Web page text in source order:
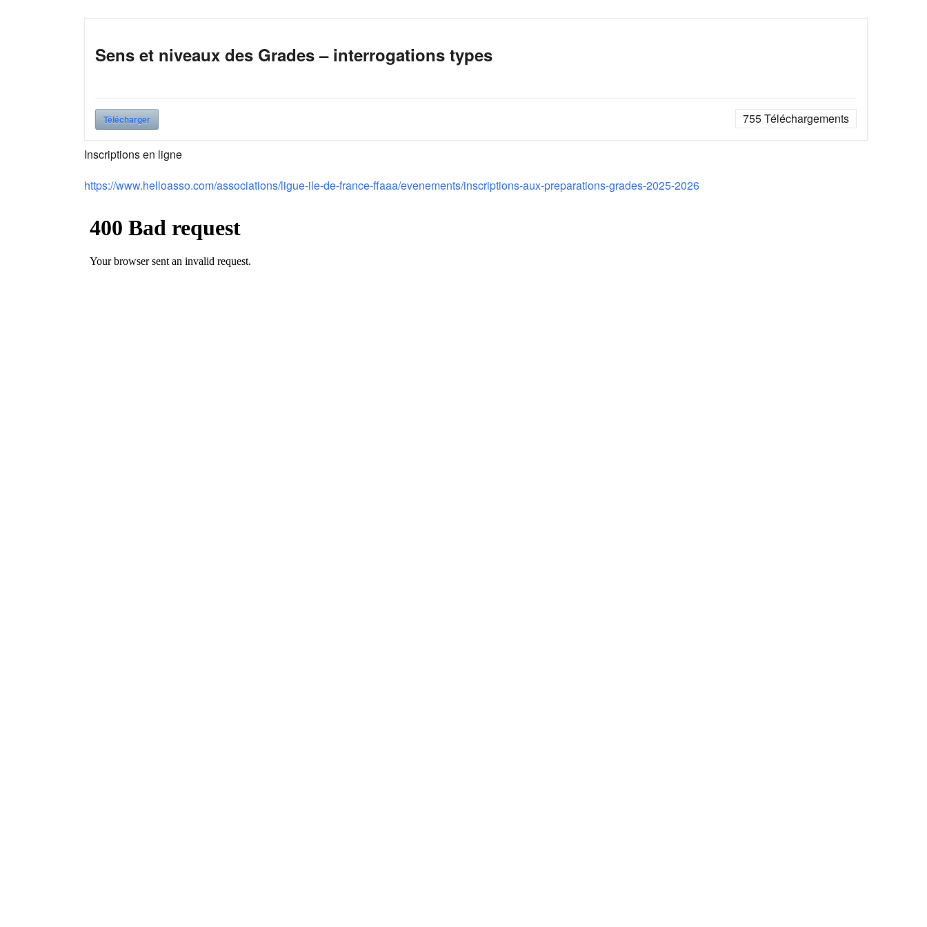
Sens et niveaux des Grades – interrogations types
Télécharger 755Téléchargements
Inscriptions en ligne
https://www.helloasso.com/associations/ligue-ile-de-france-ffaaa/evenements/inscriptions-aux-preparations-grades-2025-2026